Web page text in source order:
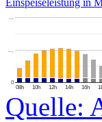
Einspeiseleistung in
08h 10h 12h 14h 16h
0
…
…
Quelle: